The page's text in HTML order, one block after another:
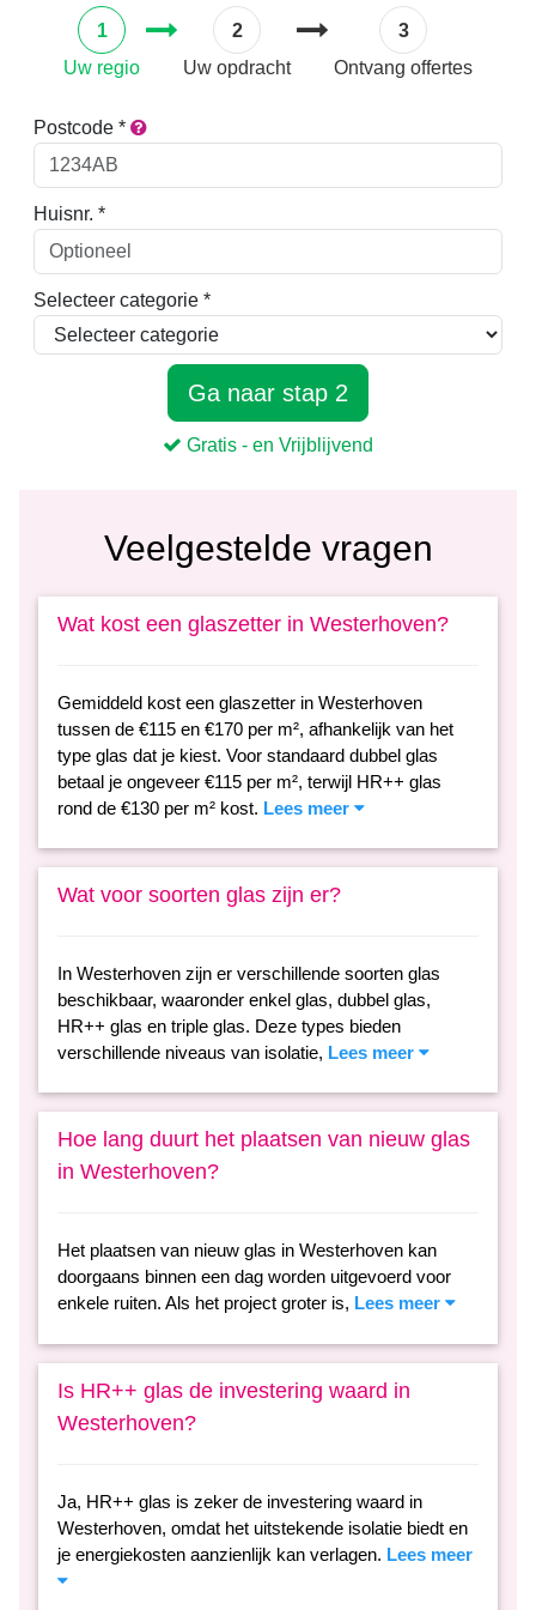
Veelgestelde vragen
Wat kost een glaszetter in Westerhoven?
Gemiddeld kost een glaszetter in Westerhoven
tussen de €115 en €170 per m², afhankelijk van het
type glas dat je kiest. Voor standaard dubbel glas
betaal je ongeveer €115 per m², terwijl HR++ glas
rond de €130 per m² kost. Lees meer
Wat voor soorten glas zijn er?
In Westerhoven zijn er verschillende soorten glas
beschikbaar, waaronder enkel glas, dubbel glas,
HR++ glas en triple glas. Deze types bieden
verschillende niveaus van isolatie, Lees meer
Hoe lang duurt het plaatsen van nieuw glas
in Westerhoven?
Het plaatsen van nieuw glas in Westerhoven kan
doorgaans binnen een dag worden uitgevoerd voor
enkele ruiten. Als het project groter is, Lees meer
Is HR++ glas de investering waard in
Westerhoven?
Ja, HR++ glas is zeker de investering waard in
Westerhoven, omdat het uitstekende isolatie biedt en
je energiekosten aanzienlijk kan verlagen. Lees meer